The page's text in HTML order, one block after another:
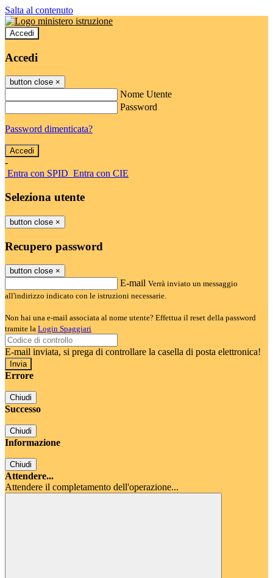
Salta al contenuto
Accedi
Accedi
button close ×
Nome Utente
Password
Password dimenticata?
-
Entra con SPID Entra con CIE
Seleziona utente
button close ×
Recupero password
button close ×
E-mail Verrà inviato un messaggio
all'indirizzo indicato con le istruzioni necessarie.
Non hai una e-mail associata al nome utente? Effettua il reset della password
tramite la Login Spaggiari
E-mail inviata, si prega di controllare la casella di posta elettronica!
Errore
Chiudi
Successo
Chiudi
Informazione
Chiudi
Attendere...
Attendere il completamento dell'operazione...